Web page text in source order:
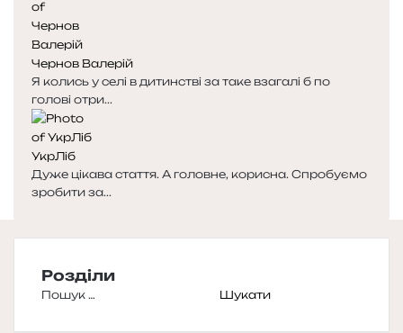
Чернов Валерій
Я колись у селі в дитинстві за таке взагалі б по
голові отри...
УкрЛіб
Дуже цікава стаття. А головне, корисна. Спробуємо
зробити за...
Розділи
Пошук: